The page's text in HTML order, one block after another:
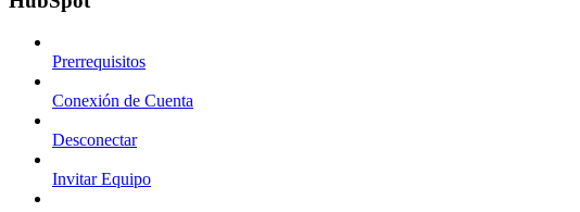
Prerrequisitos
Conexión de Cuenta
Desconectar
Invitar Equipo